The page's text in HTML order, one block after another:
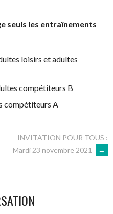
seuls les entraînements
loisirs et adultes
compétiteurs B
compétiteurs A
INVITATION POUR TOUS :
Mardi 23 novembre 2021
→